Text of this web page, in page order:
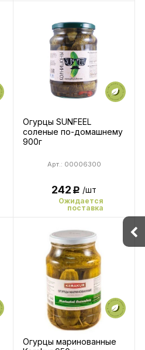
Огурцы SUNFEEL
соленые по-домашнему
900г
Арт.: 00006300
242Р /шт
Ожидается
поставка
Огурцы маринованные